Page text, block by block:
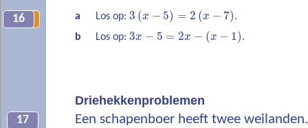
16
13 a Los op: 3 (x − 5) = 2 (x − 7).
b
Los op: 3x − 5 = 2x − (x − 1).
Driehekkenproblemen
17
Een schapenboer heeft twee